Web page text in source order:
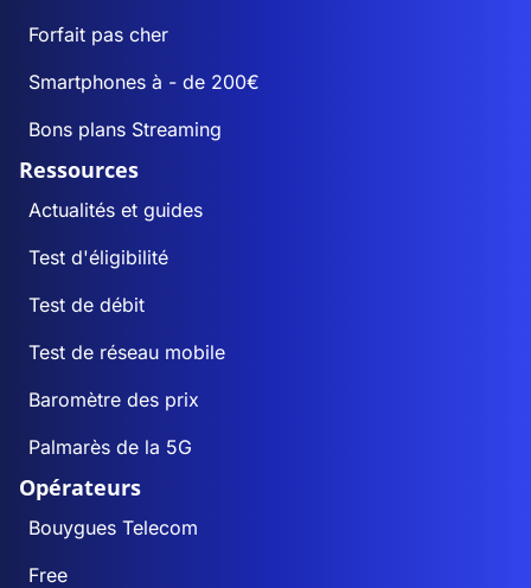
Forfait pas cher
Smartphones à - de 200€
Bons plans Streaming
Ressources
Actualités et guides
Test d'éligibilité
Test de débit
Test de réseau mobile
Baromètre des prix
Palmarès de la 5G
Opérateurs
Bouygues Telecom
Free